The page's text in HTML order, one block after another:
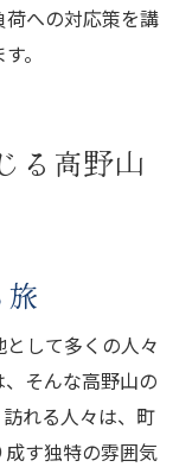
への対応策を講
。
る高野山
旅
して多くの人々
そんな高野山の
れる人々は、町
す独特の雰囲気